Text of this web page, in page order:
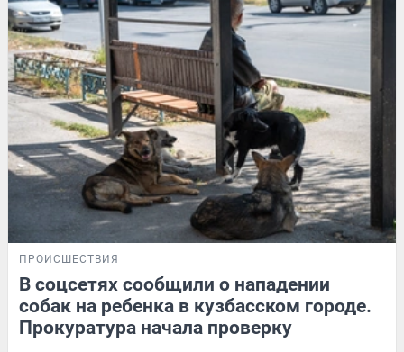
ПРОИСШЕСТВИЯ
В соцсетях сообщили о нападении
собак на ребенка в кузбасском городе.
Прокуратура начала проверку